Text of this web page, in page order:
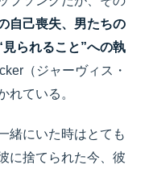
自己喪失、男たちの
られること”への執
（ジャーヴィス・
れている。
緒にいた時はとても
に捨てられた今、彼